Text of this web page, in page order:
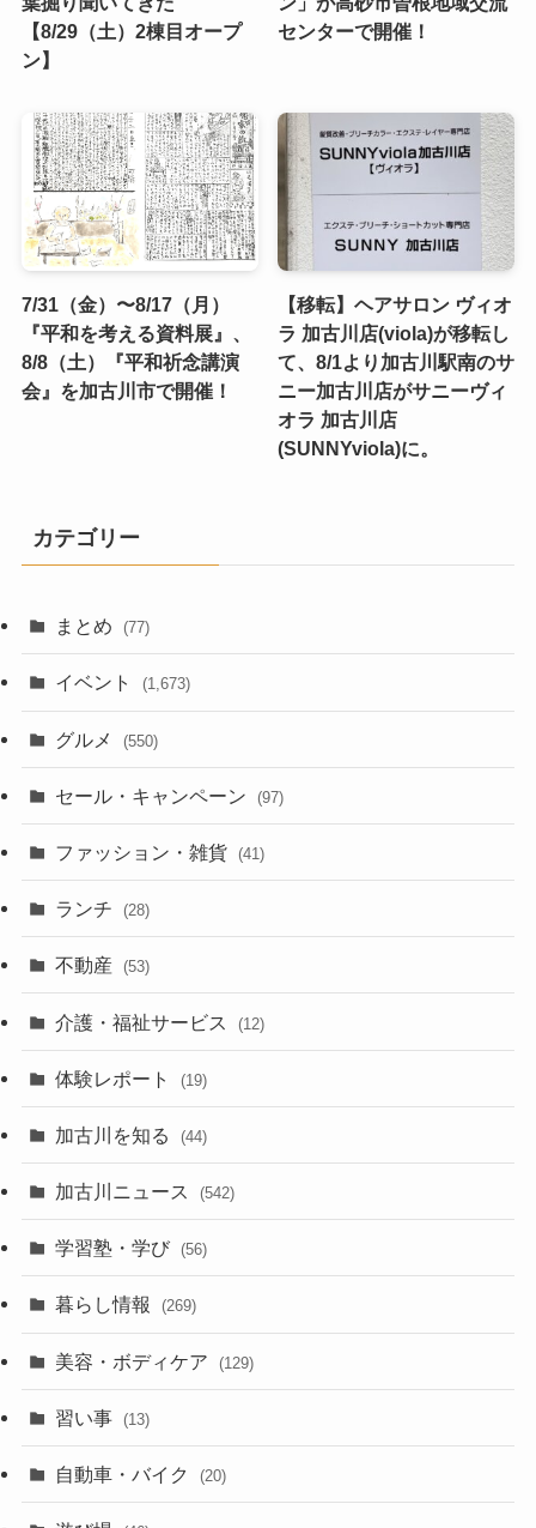
【8/29（土）2棟目オープ
ン】
センターで開催！
7/31（金）〜8/17（月）
『平和を考える資料展』、
8/8（土）『平和祈念講演
会』を加古川市で開催！
【移転】ヘアサロン ヴィオ
ラ 加古川店(viola)が移転し
て、8/1より加古川駅南のサ
ニー加古川店がサニーヴィ
オラ 加古川店
(SUNNYviola)に。
カテゴリー
まとめ (77)
イベント (1,673)
グルメ (550)
セール・キャンペーン (97)
ファッション・雑貨 (41)
ランチ (28)
不動産 (53)
介護・福祉サービス (12)
体験レポート (19)
加古川を知る (44)
加古川ニュース (542)
学習塾・学び (56)
暮らし情報 (269)
美容・ボディケア (129)
習い事 (13)
自動車・バイク (20)